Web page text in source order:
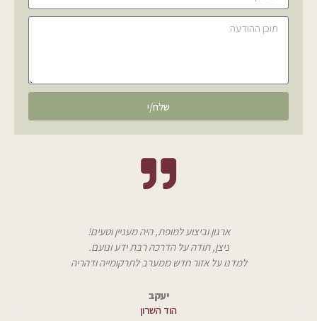
שלח/י
ארגון וביצוע למופת, היה מעניין וטעים!
ניצן, תודה על הדרכה רבת ידע ונועם.
למדנו על אזור חדש ממערב לתרקומייה ודהריה
יעקב
הוד השרון